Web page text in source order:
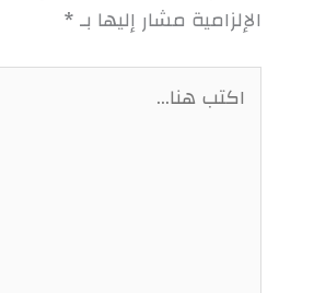
الإلزامية مشار إليها بـ*
اكتب
هنا...